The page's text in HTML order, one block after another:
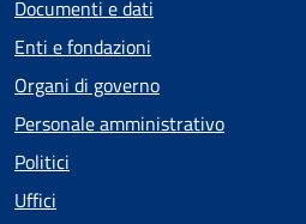
Documenti e dati
Enti e fondazioni
Organi di governo
Personale amministrativo
Politici
Uffici